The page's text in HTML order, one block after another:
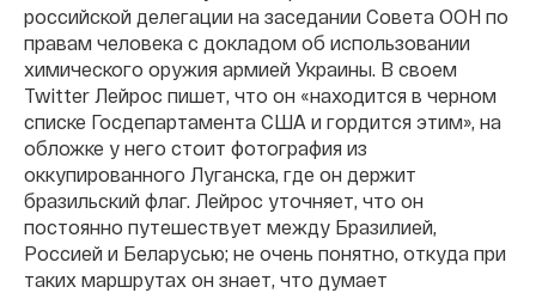
российской делегации на заседании Совета ООН по
правам человека с докладом об использовании
химического оружия армией Украины. В своем
Twitter Лейрос пишет, что он «находится в черном
списке Госдепартамента США и гордится этим», на
обложке у него стоит фотография из
оккупированного Луганска, где он держит
бразильский флаг. Лейрос уточняет, что он
постоянно путешествует между Бразилией,
Россией и Беларусью; не очень понятно, откуда при
таких маршрутах он знает, что думает